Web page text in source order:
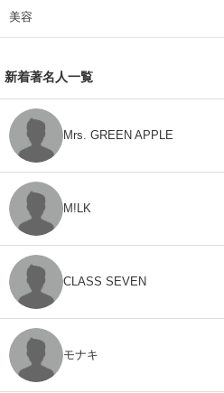
美容
新着著名人一覧
Mrs. GREEN APPLE
M!LK
CLASS SEVEN
モナキ